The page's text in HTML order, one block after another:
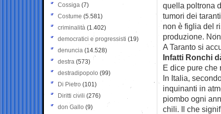
quella poltrona
tumori dei
non è figlia del
produzione.
A Taranto si
Infatti Ronchi
E dice pure che
In Italia,
inquinanti in
piombo ogni
chili. Il che
Cossiga (7)
Costume (5.581)
criminalità (1.402)
democratici e progressisti (19)
denuncia (14.528)
destra (573)
destradipopolo (99)
Di Pietro (101)
Diritti civili (276)
don Gallo (9)